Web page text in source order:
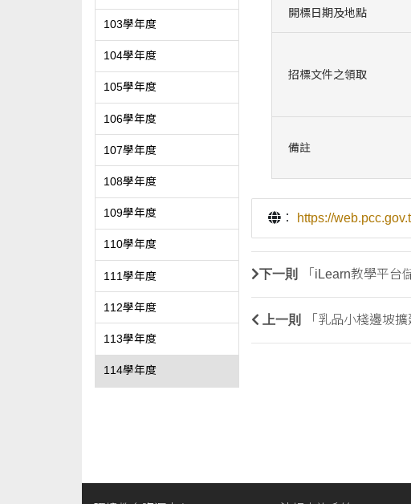
103學年度
104學年度
105學年度
106學年度
107學年度
108學年度
109學年度
110學年度
111學年度
112學年度
113學年度
114學年度
開標日期及地點
招標文件之領取
備註
： https://
下一則 「iLearn教學平台
上一則 「乳品小棧邊坡擴